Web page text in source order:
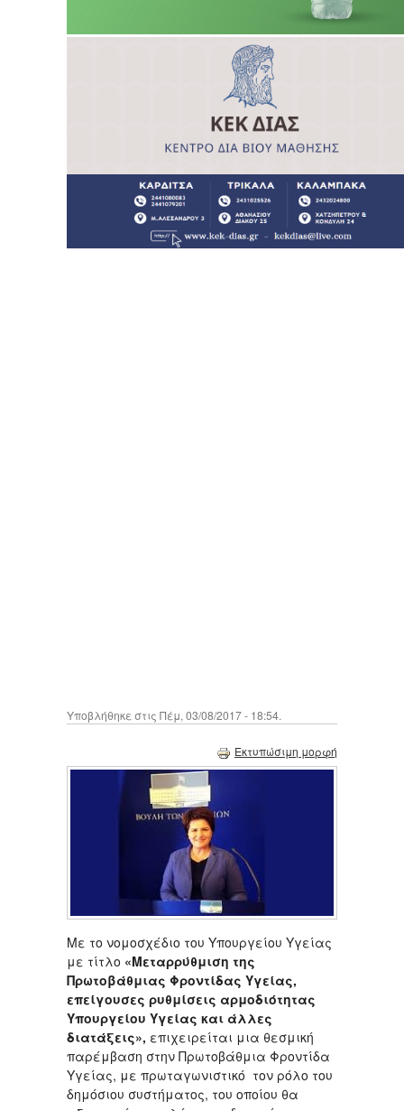
Υποβλήθηκε στις Πέμ, 03/08/2017 - 18:54.
Εκτυπώσιμη μορφή
Με το νομοσχέδιο του Υπουργείου Υγείας
με τίτλο «Μεταρρύθμιση της
Πρωτοβάθμιας Φροντίδας Υγείας,
επείγουσες ρυθμίσεις αρμοδιότητας
Υπουργείου Υγείας και άλλες
διατάξεις», επιχειρείται μια θεσμική
παρέμβαση στην Πρωτοβάθμια Φροντίδα
Υγείας, με πρωταγωνιστικό τον ρόλο του
δημόσιου συστήματος, του οποίου θα